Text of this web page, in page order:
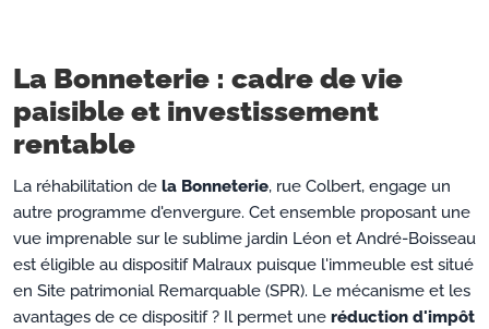
La Bonneterie : cadre de vie
paisible et investissement
rentable
La réhabilitation de la Bonneterie, rue Colbert, engage un
autre programme d'envergure. Cet ensemble proposant une
vue imprenable sur le sublime jardin Léon et André-Boisseau
est éligible au dispositif Malraux puisque l'immeuble est situé
en Site patrimonial Remarquable (SPR). Le mécanisme et les
avantages de ce dispositif ? Il permet une réduction d'impôt